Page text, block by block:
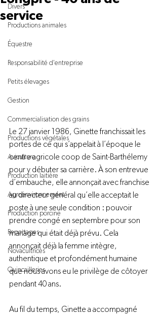
Divers
Productions animales
Équestre
Responsabilité d'entreprise
Petits élevages
Gestion
Commercialisation des grains
Productions végétales
Aviculture
Production laitière
Agroenvironnement
Production porcine
Reportages
Novacultrices
Quincailleries
service
Le 27 janvier 1986, Ginette franchissait les
portes de ce qui s’appelait à l’époque le
centre agricole coop de Saint-Barthélemy
pour y débuter sa carrière. À son entrevue
d’embauche, elle annonçait avec franchise
au directeur général qu’elle acceptait le
poste à une seule condition : pouvoir
prendre congé en septembre pour son
mariage qui était déjà prévu. Cela
annonçait déjà la femme intègre,
authentique et profondément humaine
que nous avons eu le privilège de côtoyer
pendant 40 ans.
Au fil du temps, Ginette a accompagné